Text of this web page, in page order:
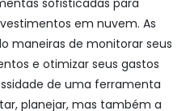
sofisticadas para
em nuvem. As
maneiras de monitorar seus
e otimizar seus gastos
de uma ferramenta
planejar, mas também a